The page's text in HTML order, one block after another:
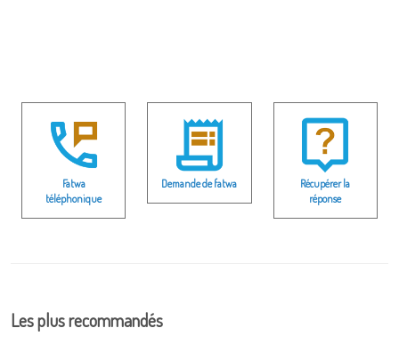
Fatwa
téléphonique
Demande de fatwa
Récupérer la
réponse
Les plus recommandés